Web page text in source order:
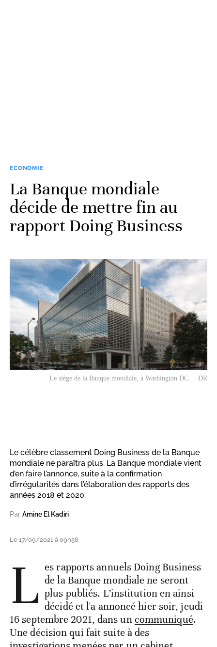
ECONOMIE
La Banque mondiale
décide de mettre fin au
rapport Doing Business
Le siège de la Banque mondiale, à Washington DC. . DR
Le célèbre classement Doing Business de la Banque
mondiale ne paraîtra plus. La Banque mondiale vient
d’en faire l’annonce, suite à la confirmation
d’irrégularités dans l’élaboration des rapports des
années 2018 et 2020.
Par Amine El Kadiri
Le 17/09/2021 à 09h56
L es rapports annuels Doing Business
de la Banque mondiale ne seront
plus publiés. L’institution en ainsi
décidé et l'a annoncé hier soir, jeudi
16 septembre 2021, dans uncommuniqué.
Une décision qui fait suite à des